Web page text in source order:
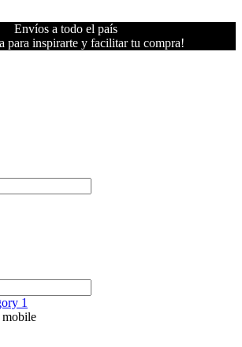
Envíos a todo el país
para inspirarte y facilitar tu compra!